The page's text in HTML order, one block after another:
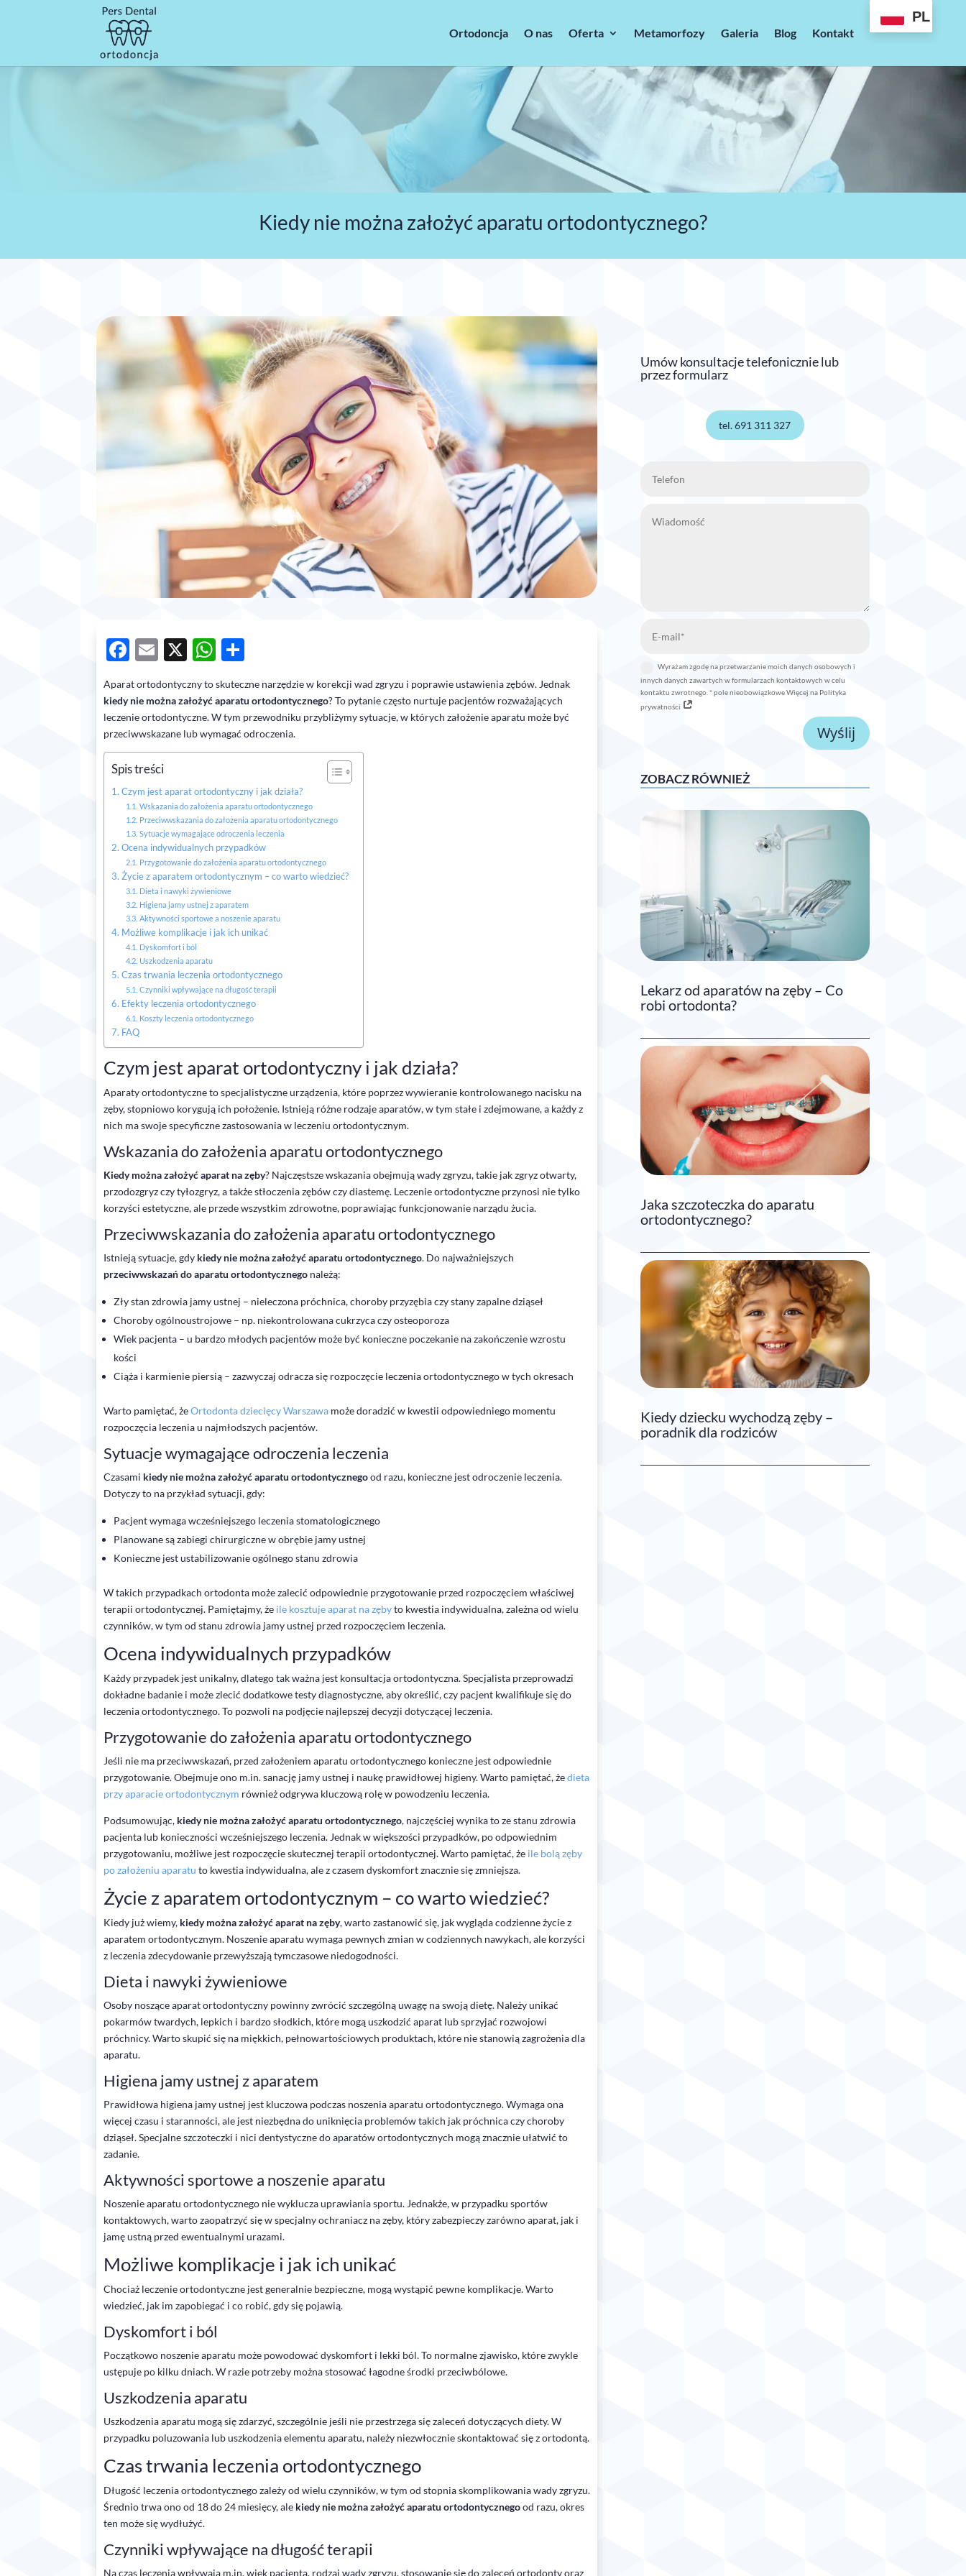
Ortodoncja O nas Oferta Metamorfozy Galeria Blog Kontakt
PL
Kiedy nie można założyć aparatu ortodontycznego?
Facebook
Email
X WhatsApp
Aparat ortodontyczny to skuteczne narzędzie w korekcji wad zgryzu i poprawie ustawienia zębów. Jednak
kiedy nie można założyć aparatu ortodontycznego? To pytanie często nurtuje pacjentów rozważających
leczenie ortodontyczne. W tym przewodniku przybliżymy sytuacje, w których założenie aparatu może być
przeciwwskazane lub wymagać odroczenia.
Spis treści
Czym jest aparat ortodontyczny i jak działa?
Wskazania do założenia aparatu ortodontycznego
Przeciwwskazania do założenia aparatu ortodontycznego
Sytuacje wymagające odroczenia leczenia
Ocena indywidualnych przypadków
Przygotowanie do założenia aparatu ortodontycznego
Życie z aparatem ortodontycznym – co warto wiedzieć?
Dieta i nawyki żywieniowe
Higiena jamy ustnej z aparatem
Aktywności sportowe a noszenie aparatu
Możliwe komplikacje i jak ich unikać
Dyskomfort i ból
Uszkodzenia aparatu
Czas trwania leczenia ortodontycznego
Czynniki wpływające na długość terapii
Efekty leczenia ortodontycznego
Koszty leczenia ortodontycznego
FAQ
Czym jest aparat ortodontyczny i jak działa?
Aparaty ortodontyczne to specjalistyczne urządzenia, które poprzez wywieranie kontrolowanego nacisku na
zęby, stopniowo korygują ich położenie. Istnieją różne rodzaje aparatów, w tym stałe i zdejmowane, a każdy z
nich ma swoje specyficzne zastosowania w leczeniu ortodontycznym.
Wskazania do założenia aparatu ortodontycznego
Kiedy można założyć aparat na zęby? Najczęstsze wskazania obejmują wady zgryzu, takie jak zgryz otwarty,
przodozgryz czy tyłozgryz, a także stłoczenia zębów czy diastemę. Leczenie ortodontyczne przynosi nie tylko
korzyści estetyczne, ale przede wszystkim zdrowotne, poprawiając funkcjonowanie narządu żucia.
Przeciwwskazania do założenia aparatu ortodontycznego
Istnieją sytuacje, gdy kiedy nie można założyć aparatu ortodontycznego. Do najważniejszych
przeciwwskazań do aparatu ortodontycznego należą:
Zły stan zdrowia jamy ustnej – nieleczona próchnica, choroby przyzębia czy stany zapalne dziąseł
Choroby ogólnoustrojowe – np. niekontrolowana cukrzyca czy osteoporoza
Wiek pacjenta – u bardzo młodych pacjentów może być konieczne poczekanie na zakończenie wzrostu
kości
Ciąża i karmienie piersią – zazwyczaj odracza się rozpoczęcie leczenia ortodontycznego w tych okresach
Warto pamiętać, żeOrtodonta dziecięcy Warszawa może doradzić w kwestii odpowiedniego momentu
rozpoczęcia leczenia u najmłodszych pacjentów.
Sytuacje wymagające odroczenia leczenia
Czasami kiedy nie można założyć aparatu ortodontycznegood razu, konieczne jest odroczenie leczenia.
Dotyczy to na przykład sytuacji, gdy:
Pacjent wymaga wcześniejszego leczenia stomatologicznego
Planowane są zabiegi chirurgiczne w obrębie jamy ustnej
Konieczne jest ustabilizowanie ogólnego stanu zdrowia
W takich przypadkach ortodonta może zalecić odpowiednie przygotowanie przed rozpoczęciem właściwej
terapii ortodontycznej. Pamiętajmy, że ile kosztuje aparat na zębyto kwestia indywidualna, zależna od wielu
czynników, w tym od stanu zdrowia jamy ustnej przed rozpoczęciem leczenia.
Ocena indywidualnych przypadków
Każdy przypadek jest unikalny, dlatego tak ważna jest konsultacja ortodontyczna. Specjalista przeprowadzi
dokładne badanie i może zlecić dodatkowe testy diagnostyczne, aby określić, czy pacjent kwalifikuje się do
leczenia ortodontycznego. To pozwoli na podjęcie najlepszej decyzji dotyczącej leczenia.
Przygotowanie do założenia aparatu ortodontycznego
Jeśli nie ma przeciwwskazań, przed założeniem aparatu ortodontycznego konieczne jest odpowiednie
przygotowanie. Obejmuje ono m.in. sanację jamy ustnej i naukę prawidłowej higieny. Warto pamiętać, żedieta
przy aparacie ortodontycznym również odgrywa kluczową rolę w powodzeniu leczenia.
Podsumowując, kiedy nie można założyć aparatu ortodontycznego, najczęściej wynika to ze stanu zdrowia
pacjenta lub konieczności wcześniejszego leczenia. Jednak w większości przypadków, po odpowiednim
przygotowaniu, możliwe jest rozpoczęcie skutecznej terapii ortodontycznej. Warto pamiętać, że ile bolą zęby
po założeniu aparatu to kwestia indywidualna, ale z czasem dyskomfort znacznie się zmniejsza.
Życie z aparatem ortodontycznym – co warto wiedzieć?
Kiedy już wiemy, kiedy można założyć aparat na zęby, warto zastanowić się, jak wygląda codzienne życie z
aparatem ortodontycznym. Noszenie aparatu wymaga pewnych zmian w codziennych nawykach, ale korzyści
z leczenia zdecydowanie przewyższają tymczasowe niedogodności.
Dieta i nawyki żywieniowe
Osoby noszące aparat ortodontyczny powinny zwrócić szczególną uwagę na swoją dietę. Należy unikać
pokarmów twardych, lepkich i bardzo słodkich, które mogą uszkodzić aparat lub sprzyjać rozwojowi
próchnicy. Warto skupić się na miękkich, pełnowartościowych produktach, które nie stanowią zagrożenia dla
aparatu.
Higiena jamy ustnej z aparatem
Prawidłowa higiena jamy ustnej jest kluczowa podczas noszenia aparatu ortodontycznego. Wymaga ona
więcej czasu i staranności, ale jest niezbędna do uniknięcia problemów takich jak próchnica czy choroby
dziąseł. Specjalne szczoteczki i nici dentystyczne do aparatów ortodontycznych mogą znacznie ułatwić to
zadanie.
Aktywności sportowe a noszenie aparatu
Noszenie aparatu ortodontycznego nie wyklucza uprawiania sportu. Jednakże, w przypadku sportów
kontaktowych, warto zaopatrzyć się w specjalny ochraniacz na zęby, który zabezpieczy zarówno aparat, jak i
jamę ustną przed ewentualnymi urazami.
Możliwe komplikacje i jak ich unikać
Chociaż leczenie ortodontyczne jest generalnie bezpieczne, mogą wystąpić pewne komplikacje. Warto
wiedzieć, jak im zapobiegać i co robić, gdy się pojawią.
Dyskomfort i ból
Początkowo noszenie aparatu może powodować dyskomfort i lekki ból. To normalne zjawisko, które zwykle
ustępuje po kilku dniach. W razie potrzeby można stosować łagodne środki przeciwbólowe.
Uszkodzenia aparatu
Uszkodzenia aparatu mogą się zdarzyć, szczególnie jeśli nie przestrzega się zaleceń dotyczących diety. W
przypadku poluzowania lub uszkodzenia elementu aparatu, należy niezwłocznie skontaktować się z ortodontą.
Czas trwania leczenia ortodontycznego
Długość leczenia ortodontycznego zależy od wielu czynników, w tym od stopnia skomplikowania wady zgryzu.
Średnio trwa ono od 18 do 24 miesięcy, ale kiedy nie można założyć aparatu ortodontycznegood razu, okres
ten może się wydłużyć.
Czynniki wpływające na długość terapii
Na czas leczenia wpływają m.in. wiek pacjenta, rodzaj wady zgryzu, stosowanie się do zaleceń ortodonty oraz
Umów konsultacje telefonicznie lub
przez formularz
tel. 691 311 327
Wyrażam zgodę na przetwarzanie moich danych osobowych i
innych danych zawartych w formularzach kontaktowych w celu
kontaktu zwrotnego. * pole nieobowiązkowe Więcej na Polityka
prywatności
Wyślij
ZOBACZ RÓWNIEŻ
Lekarz od aparatów na zęby – Co
robi ortodonta?
Jaka szczoteczka do aparatu
ortodontycznego?
Kiedy dziecku wychodzą zęby –
poradnik dla rodziców